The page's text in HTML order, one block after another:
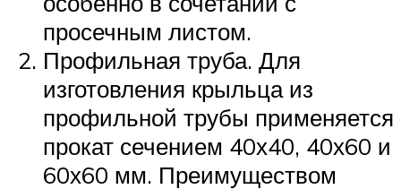
просечным листом.
Профильная труба. Для
изготовления крыльца из
профильной трубы применяется
прокат сечением 40х40, 40х60 и
60х60 мм. Преимуществом